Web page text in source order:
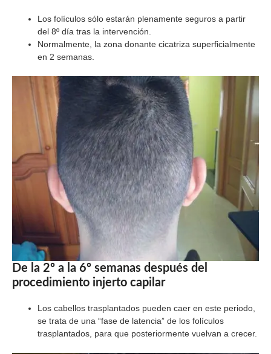
Los folículos sólo estarán plenamente seguros a partir
del 8º día tras la intervención.
Normalmente, la zona donante cicatriza superficialmente
en 2 semanas.
De la 2º a la 6º semanas después del
procedimiento injerto capilar
Los cabellos trasplantados pueden caer en este periodo,
se trata de una “fase de latencia” de los folículos
trasplantados, para que posteriormente vuelvan a crecer.